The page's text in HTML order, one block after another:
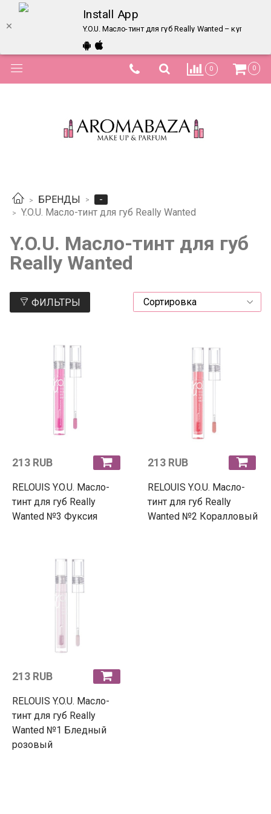
Install App
Y.O.U. Масло-тинт для губ Really Wanted – купить
0 0
БРЕНДЫ
-
Y.O.U. Масло-тинт для губ Really Wanted
Y.O.U. Масло-тинт для губ
Really Wanted
ФИЛЬТРЫ
213 RUB
RELOUIS Y.O.U. Масло-
тинт для губ Really
Wanted №3 Фуксия
213 RUB
RELOUIS Y.O.U. Масло-
тинт для губ Really
Wanted №2 Коралловый
213 RUB
RELOUIS Y.O.U. Масло-
тинт для губ Really
Wanted №1 Бледный
розовый